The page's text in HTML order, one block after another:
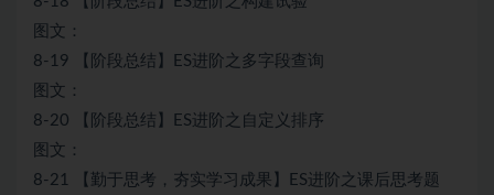
图文：
8-19 【阶段总结】ES进阶之多字段查询
图文：
8-20 【阶段总结】ES进阶之自定义排序
图文：
8-21 【勤于思考，夯实学习成果】ES进阶之课后思考题